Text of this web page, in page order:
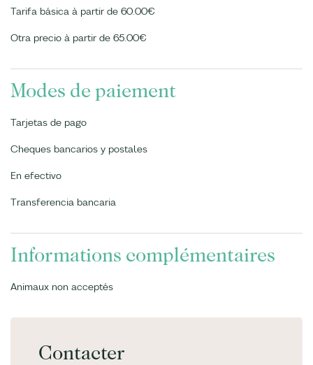
Tarifa básica à partir de 60.00€
Otra precio à partir de 65.00€
Modes de paiement
Tarjetas de pago
Cheques bancarios y postales
En efectivo
Transferencia bancaria
Informations complémentaires
Animaux non acceptés
Contacter